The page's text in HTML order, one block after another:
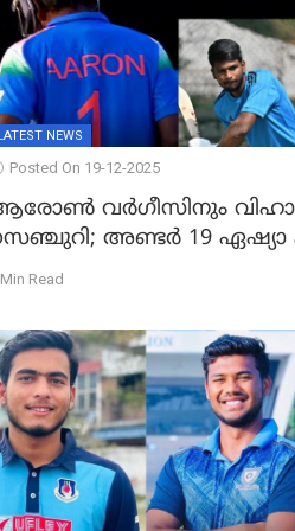
NEWS
Posted On 19-12-2025
വർഗീസിനും
അണ്ടര്‍ 19 ഏഷ്യാ കപ്പിൽ
ഫൈനലിൽ
Read